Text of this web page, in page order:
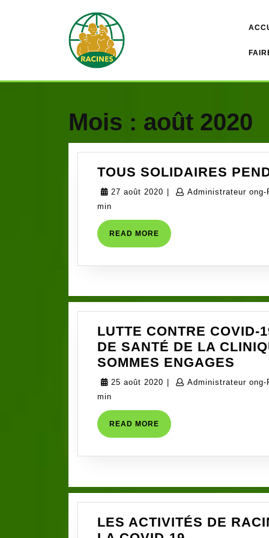
Mois : août 2020
TOUS SOLIDAIRES
27 août 2020 27
Administrateur ong-
min
READ MORE READ
MORE
LUTTE CONTRE COVID-
DE SANTÉ DE LA
SOMMES ENGAGES
DE
LA
25 août 2020 25
Administrateur ong-
min
READ MORE READ
MORE
LES ACTIVITÉS DE